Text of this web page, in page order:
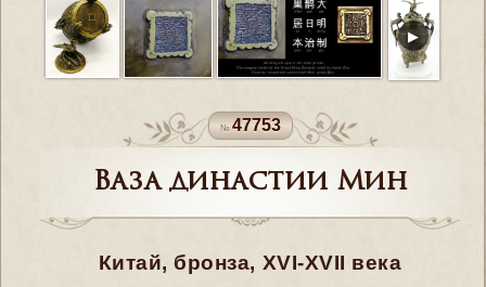
▶
47753
Ваза династии Мин
Китай, бронза, XVI-XVII века